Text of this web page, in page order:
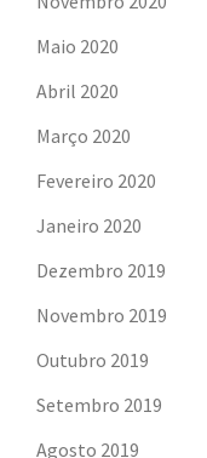
Maio 2020
Abril 2020
Março 2020
Fevereiro 2020
Janeiro 2020
Dezembro 2019
Novembro 2019
Outubro 2019
Setembro 2019
Agosto 2019